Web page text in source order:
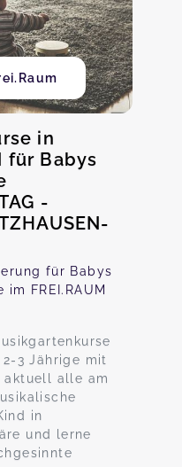
in
für Babys
-
für Babys
FREI.RAUM
3 Jährige mit
aktuell alle am
in
und lerne